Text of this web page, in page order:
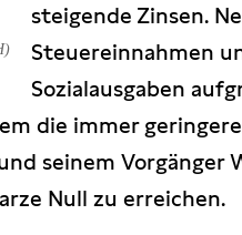
steigende Zinsen.
Steuereinnahmen
Sozialausgaben
die immer
seinem Vorgänger
Null zu erreichen.